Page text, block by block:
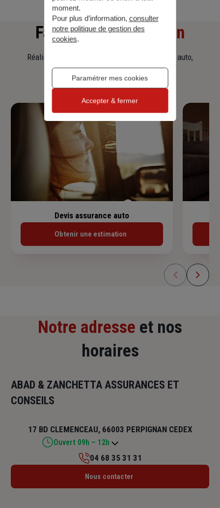
Faitesune simulation
Réalisez une simulation tarifaire d'assurance, auto,
habitation, prêt immobilier.
Devis assurance auto
Obtenir une estimation
Notre adresse et nos
horaires
ABAD & ZANCHETTA ASSURANCES ET
CONSEILS
17 BD CLEMENCEAU, 66003 PERPIGNAN CEDEX
Ouvert 09h – 12h
Lundi : 08h30 – 12h30 / 13h30 – 17h30
04 68 35 31 31
Nous contacter
moment.
Pour plus d’information, consulter
notre politique de gestion des
cookies.
Paramétrer mes cookies
Accepter & fermer